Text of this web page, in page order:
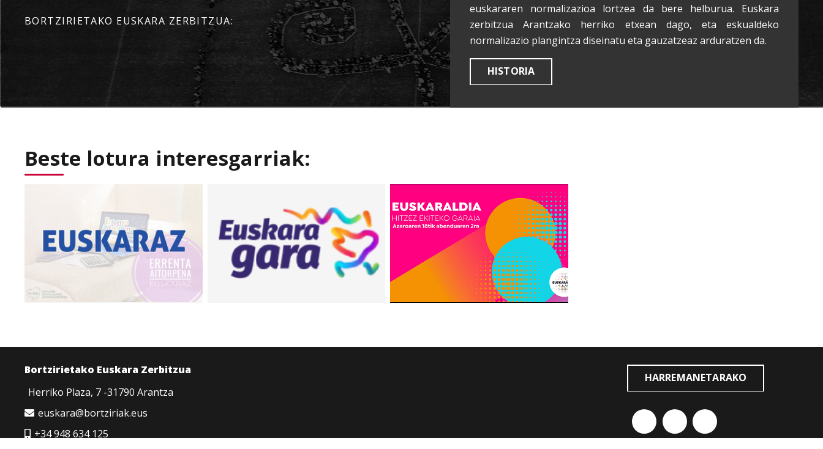
BORTZIRIETAKO EUSKARA ZERBITZUA:
euskararen normalizazioa lortzea da bere helburua. Euskara
zerbitzua Arantzako herriko etxean dago, eta eskualdeko
normalizazio plangintza diseinatu eta gauzatzeaz arduratzen da.
HISTORIA
Beste lotura interesgarriak:
Bortzirietako Euskara Zerbitzua
Herriko Plaza, 7 -31790 Arantza
euskara@bortziriak.eus
+34 948 634 125
HARREMANETARAKO